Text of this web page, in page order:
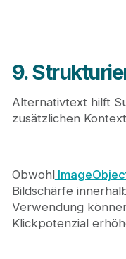
9.
Alternativtext hilft
zusätzlichen
Obwohl
Bildschärfe
Verwendung
Klickpotenzial